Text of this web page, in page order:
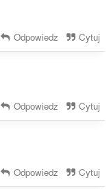
Odpowiedz Cytuj
Odpowiedz Cytuj
Odpowiedz Cytuj